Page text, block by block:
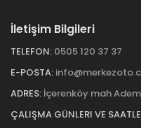
İletişim Bilgileri
TELEFON: 0505 120 37 37
E-POSTA:
ADRES: İçerenköy mah
ÇALIŞMA GÜNLERI VE